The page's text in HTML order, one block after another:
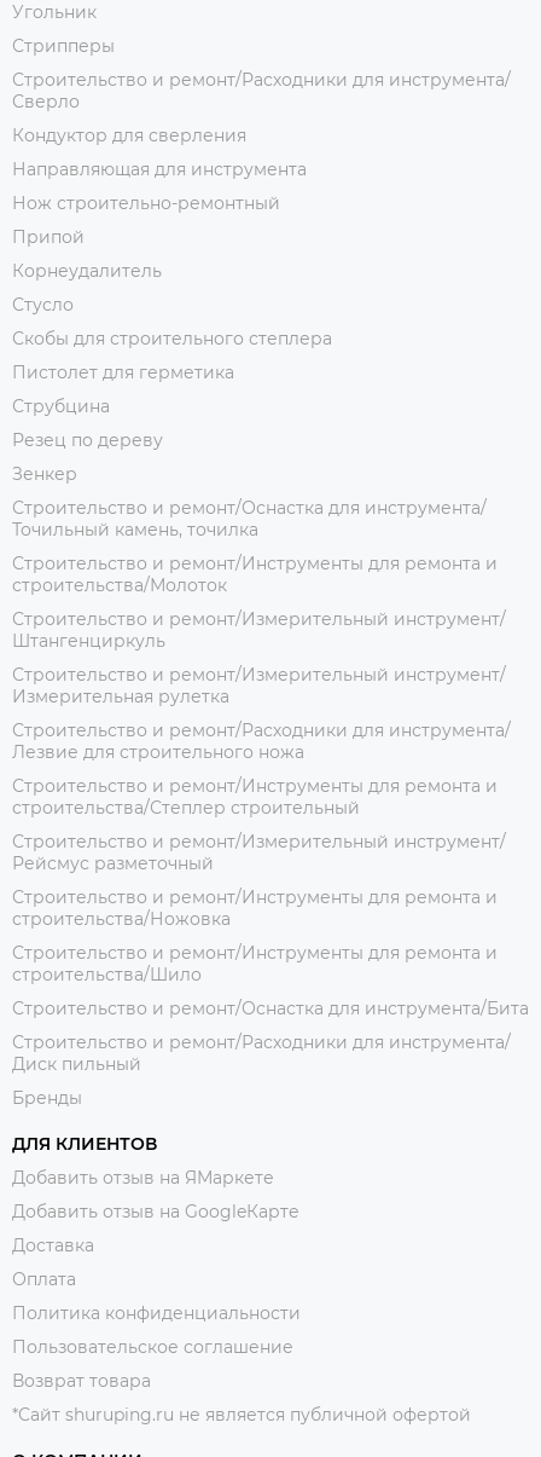
Угольник
Стрипперы
Строительство и ремонт/Расходники для инструмента/
Сверло
Кондуктор для сверления
Направляющая для инструмента
Нож строительно-ремонтный
Припой
Корнеудалитель
Стусло
Скобы для строительного степлера
Пистолет для герметика
Струбцина
Резец по дереву
Зенкер
Строительство и ремонт/Оснастка для инструмента/
Точильный камень, точилка
Строительство и ремонт/Инструменты для ремонта и
строительства/Молоток
Строительство и ремонт/Измерительный инструмент/
Штангенциркуль
Строительство и ремонт/Измерительный инструмент/
Измерительная рулетка
Строительство и ремонт/Расходники для инструмента/
Лезвие для строительного ножа
Строительство и ремонт/Инструменты для ремонта и
строительства/Степлер строительный
Строительство и ремонт/Измерительный инструмент/
Рейсмус разметочный
Строительство и ремонт/Инструменты для ремонта и
строительства/Ножовка
Строительство и ремонт/Инструменты для ремонта и
строительства/Шило
Строительство и ремонт/Оснастка для инструмента/Бита
Строительство и ремонт/Расходники для инструмента/
Диск пильный
Бренды
ДЛЯ КЛИЕНТОВ
Добавить отзыв на ЯМаркете
Добавить отзыв на GoogleКарте
Доставка
Оплата
Политика конфиденциальности
Пользовательское соглашение
Возврат товара
*Сайт shuruping.ru не является публичной офертой